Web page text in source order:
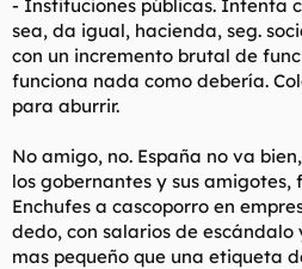
- Instituciones públicas. Intenta
sea, da igual, hacienda, seg.
con un incremento brutal de
funciona nada como debería.
para aburrir.
No amigo, no. España no va
los gobernantes y sus
Enchufes a cascoporro en
dedo, con salarios de escándalo
mas pequeño que una etiqueta